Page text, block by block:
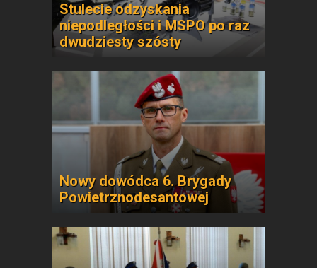
Stulecie odzyskania
niepodległości i MSPO po raz
dwudziesty szósty
Nowy dowódca 6. Brygady
Powietrznodesantowej